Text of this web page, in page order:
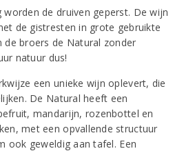
de druiven geperst. De wijn
de gistresten in grote gebruikte
broers de Natural zonder
natuur dus!
een unieke wijn oplevert, die
De Natural heeft een
mandarijn, rozenbottel en
met een opvallende structuur
ook geweldig aan tafel. Een